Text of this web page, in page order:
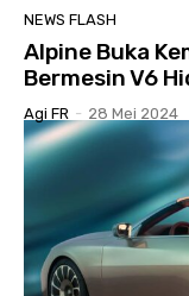
NEWS FLASH
Alpine Buka
Bermesin V6
Agi FR - 28 Mei 2024